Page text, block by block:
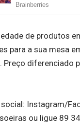
de produtos
para a sua mesa
Preço diferenciado
Instagram/
ou ligue 89